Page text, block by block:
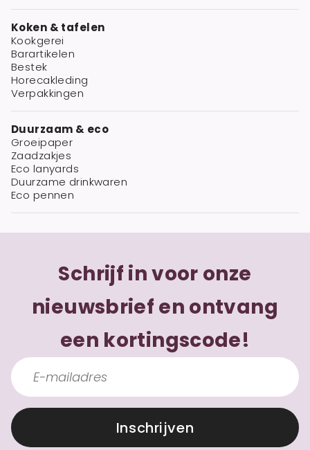
Koken & tafelen
Kookgerei
Barartikelen
Bestek
Horecakleding
Verpakkingen
Duurzaam & eco
Groeipaper
Zaadzakjes
Eco lanyards
Duurzame drinkwaren
Eco pennen
Schrijf in voor onze
nieuwsbrief en ontvang
een kortingscode!
Inschrijven